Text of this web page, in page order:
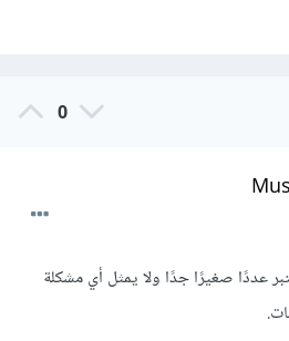
0
عددًا صغيرًا جدًا ولا يمثل أي مشكلة